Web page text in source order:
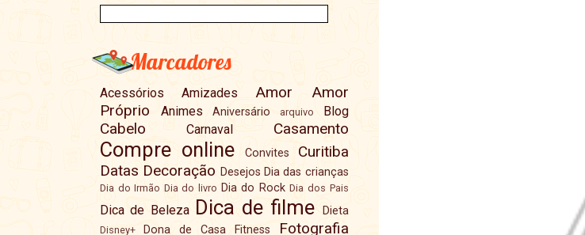
Marcadores
Acessórios Amizades Amor
Amor
Próprio
Animes Aniversário arquivo Blog
Cabelo Carnaval Casamento
Compre online Convites
Curitiba
Datas Decoração Desejos Dia das crianças
Dia do Irmão Dia do livro Dia do Rock Dia dos Pais
Dica de Beleza Dica de filme Dieta
Disney+ Dona de Casa Fitness Fotografia